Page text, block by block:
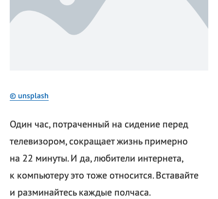
© unsplash
Один час, потраченный на сидение перед
телевизором, сокращает жизнь примерно
на 22 минуты. И да, любители интернета,
к компьютеру это тоже относится. Вставайте
и разминайтесь каждые полчаса.